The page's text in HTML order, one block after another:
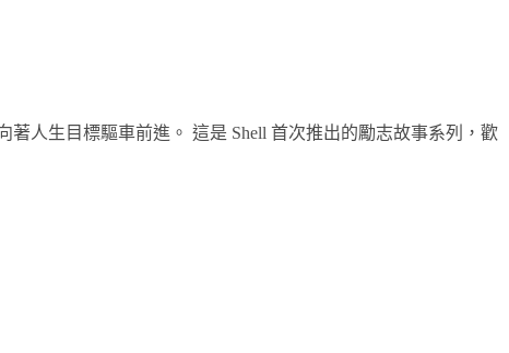
人生目標驅車前進。 這是 Shell 首次推出的勵志故事系列，歡